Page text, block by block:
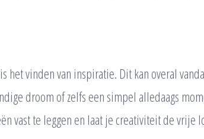
het vinden van inspiratie. Dit kan overal
droom of zelfs een simpel alledaags
vast te leggen en laat je creativiteit de vrije